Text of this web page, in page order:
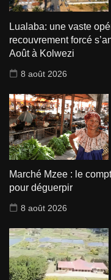
Lualaba: une vaste
recouvrement forcé
Août à Kolwezi
8 août 2026
Marché Mzee : le
pour déguerpir
8 août 2026